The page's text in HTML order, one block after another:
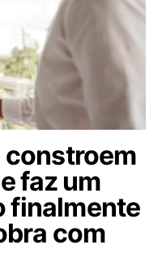
constroem
faz um
finalmente
com